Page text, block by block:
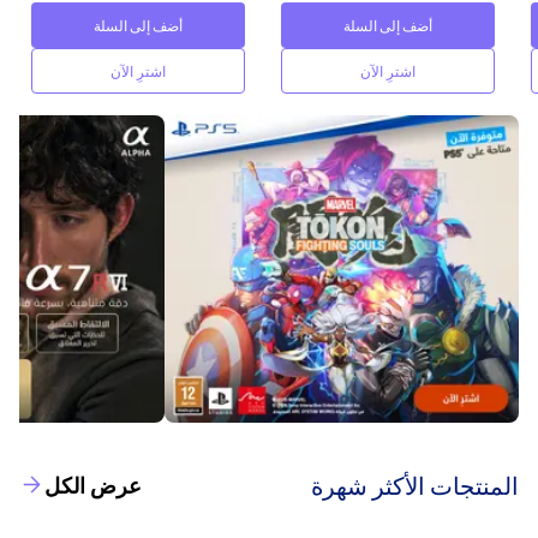
أضف إلى السلة
اشترِ الآن
أضف إلى السلة
اشترِ الآن
‫المنتجات الأكثر شهرة‬ عرض الكل